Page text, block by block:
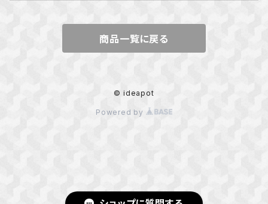
ダンジョンの中のひと
カッコウの許嫁
商品一覧に戻る
© ideapot
Powered by